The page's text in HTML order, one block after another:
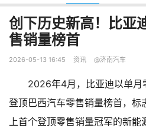
创下历史新高！比亚
售销量榜首
2026-05-13 16:45 资讯 @济南汽车
2026年4月，比亚迪以单月
登顶巴西汽车零售销量榜首，标
上首个登顶零售销量冠军的新